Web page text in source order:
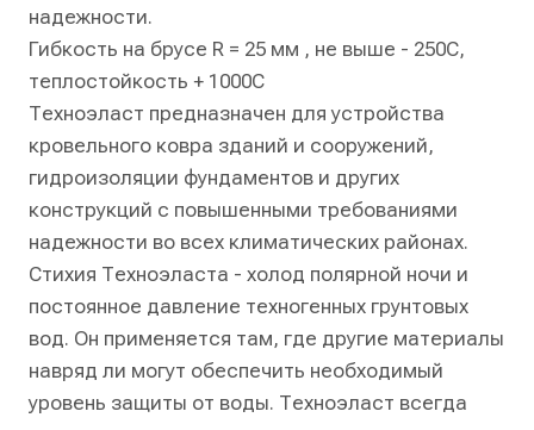
надежности.
Гибкость на брусе R = 25 мм , не выше - 250C,
теплостойкость + 1000C
Техноэласт предназначен для устройства
кровельного ковра зданий и сооружений,
гидроизоляции фундаментов и других
конструкций с повышенными требованиями
надежности во всех климатических районах.
Стихия Техноэласта - холод полярной ночи и
постоянное давление техногенных грунтовых
вод. Он применяется там, где другие материалы
навряд ли могут обеспечить необходимый
уровень защиты от воды. Техноэласт всегда